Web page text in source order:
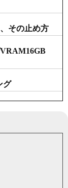
式会社様 お取
その止め方
グ